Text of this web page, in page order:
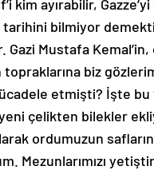
ayırabilir,
bilmiyor
Mustafa Kemal’in,
biz
etmişti? İşte bu
çelikten bilekler
ordumuzun
Mezunlarımızı